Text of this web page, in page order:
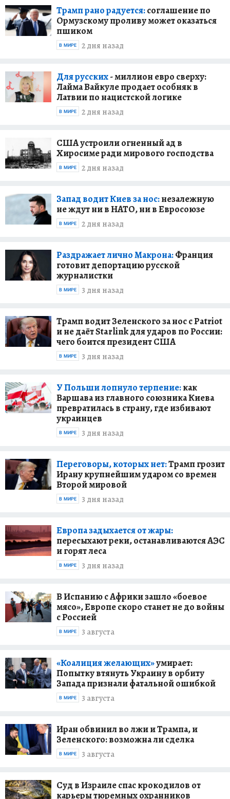
Трамп рано радуется:соглашение по
Ормузскому проливу может оказаться
пшиком
2 дня назад
В МИРЕ
Для русских- миллион евро сверху:
Лайма Вайкуле продает особняк в
Латвии по нацистской логике
2 дня назад
В МИРЕ
США устроили огненный ад в
Хиросиме ради мирового господства
2 дня назад
В МИРЕ
Запад водит Киев за нос:незалежную
не ждут ни в НАТО, ни в Евросоюзе
2 дня назад
В МИРЕ
Раздражает лично Макрона:Франция
готовит депортацию русской
журналистки
3 дня назад
В МИРЕ
Трамп водит Зеленского за нос с Patriot
и не даёт Starlink для ударов по России:
чего боится президент США
3 дня назад
В МИРЕ
У Польши лопнуло терпение:как
Варшава из главного союзника Киева
превратилась в страну, где избивают
украинцев
3 дня назад
В МИРЕ
Переговоры, которых нет:Трамп грозит
Ирану крупнейшим ударом со времен
Второй мировой
3 дня назад
В МИРЕ
Европа задыхается от жары:
пересыхают реки, останавливаются АЭС
и горят леса
3 дня назад
В МИРЕ
В Испанию с Африки зашло «боевое
мясо», Европе скоро станет не до войны
с Россией
3 августа
В МИРЕ
«Коалиция желающих»умирает:
Попытку втянуть Украину в орбиту
Запада признали фатальной ошибкой
3 августа
В МИРЕ
Иран обвинил во лжи и Трампа, и
Зеленского: возможна ли сделка
3 августа
В МИРЕ
Суд в Израиле спас крокодилов от
карьеры тюремных охранников